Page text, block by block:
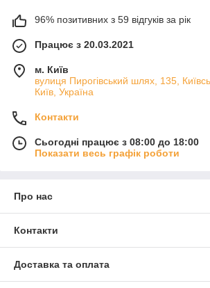
96% позитивних з 59 відгуків за рік
Працює з 20.03.2021
м. Київ
вулиця Пирогівський шлях, 135,
Київ, Україна
Контакти
Сьогодні працює з 08:00 до 18:00
Показати весь графік роботи
Про нас
Контакти
Доставка та оплата